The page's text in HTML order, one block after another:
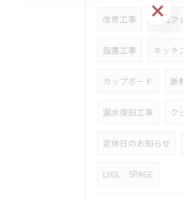
改修工事 排気フ
設置工事 キッチ
カップボード 断
漏水復旧工事 ク
定休日のお知らせ
LIXIL SPAGE